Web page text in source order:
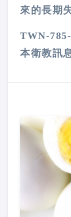
來的長期
TWN-
本衛教訊